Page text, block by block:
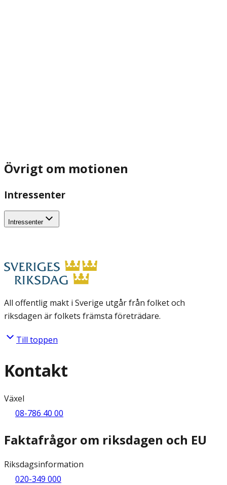
Övrigt om motionen
Intressenter
Intressenter
All offentlig makt i Sverige utgår från folket och
riksdagen är folkets främsta företrädare.
Till toppen
Kontakt
Växel
08-786 40 00
Faktafrågor om riksdagen och EU
Riksdagsinformation
020-349 000